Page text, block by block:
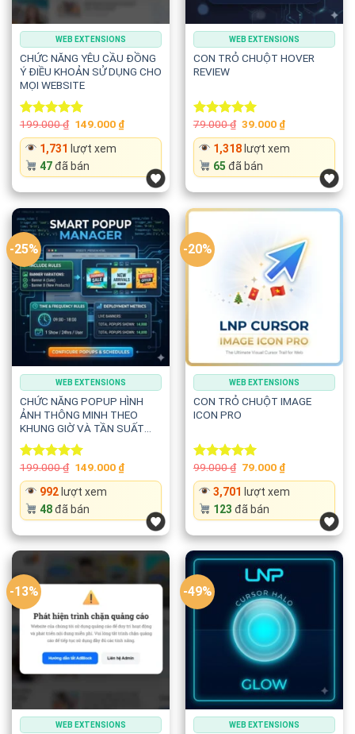
WEB EXTENSIONS
CHỨC NĂNG YÊU CẦU ĐỒNG
Ý ĐIỀU KHOẢN SỬ DỤNG CHO
MỌI WEBSITE
Rated5.00
out of 5
199.000₫ Original
was:
199.000 ₫.
149.000 ₫Current
price
1,731 lượt xem
47đã bán
WEB EXTENSIONS
CON TRỎ CHUỘT HOVER
REVIEW
Rated5.00
out of 5
79.000₫ Original
was:
79.000 ₫.
39.000 ₫Current
price
is:
39.000 ₫.
1,318lượt xem
65 đã bán
-25%
WEB EXTENSIONS
CHỨC NĂNG POPUP HÌNH
ẢNH THÔNG MINH THEO
KHUNG GIỜ VÀ TẦN SUẤT
HIỂN THỊ
Rated5.00
out of 5
199.000₫ Original
was:
199.000 ₫.
149.000 ₫Current
price
992lượt xem
48đã bán
-20%
WEB EXTENSIONS
CON TRỎ CHUỘT IMAGE
ICON PRO
Rated5.00
out of 5
99.000₫ Original
was:
99.000 ₫.
79.000 ₫Current
price
is:
79.000 ₫.
3,701 lượt xem
123 đã bán
-13%
WEB EXTENSIONS
-49%
WEB EXTENSIONS